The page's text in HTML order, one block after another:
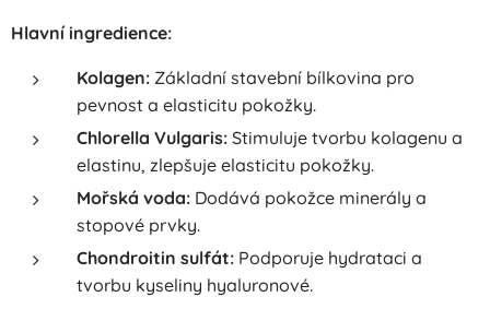
Hlavní ingredience:
Kolagen: Základní stavební bílkovina pro
pevnost a elasticitu pokožky.
Chlorella Vulgaris: Stimuluje tvorbu kolagenu a
elastinu, zlepšuje elasticitu pokožky.
Mořská voda: Dodává pokožce minerály a
stopové prvky.
Chondroitin sulfát: Podporuje hydrataci a
tvorbu kyseliny hyaluronové.